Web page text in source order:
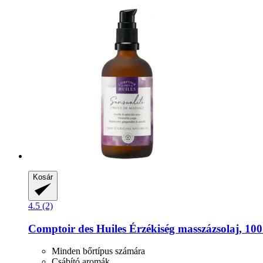
Kosár
4.5 (2)
Comptoir des Huiles Érzékiség masszázsolaj,
Minden bőrtípus számára